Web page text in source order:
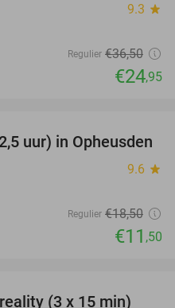
9.3 star
Regulier €36,50
€24,95
38%
uur) in Opheusden
9.6 star
Regulier €18,50
€11 ,50
(3 x 15 min)